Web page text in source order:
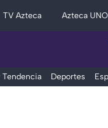
TV Azteca Azteca UNO
Tendencia Deportes